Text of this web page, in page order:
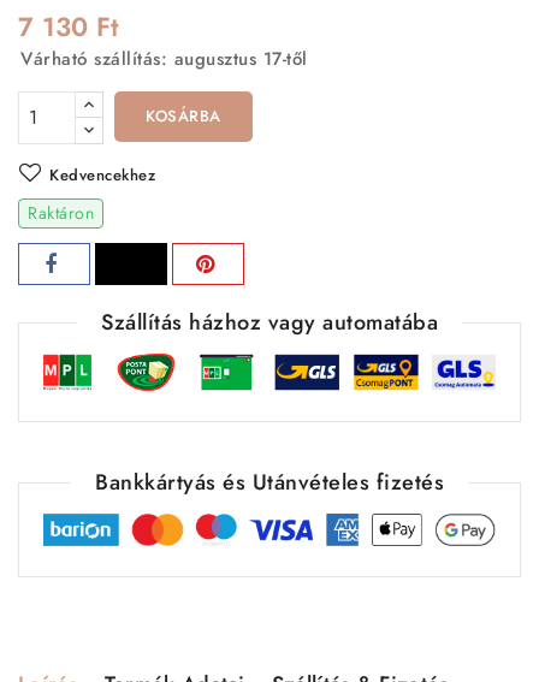
7 130 Ft
Várható szállítás: augusztus 17-től
KOSÁRBA
Kedvencekhez
Raktáron
Szállítás házhoz vagy automatába
Bankkártyás és Utánvételes fizetés